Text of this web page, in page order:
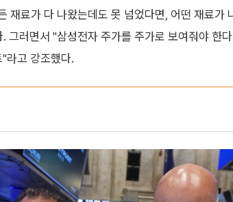
재료가 다 나왔는데도 못 넘었다면, 어떤 재료가
그러면서 "삼성전자 주가를 주가로 보여줘야 한
라고 강조했다.